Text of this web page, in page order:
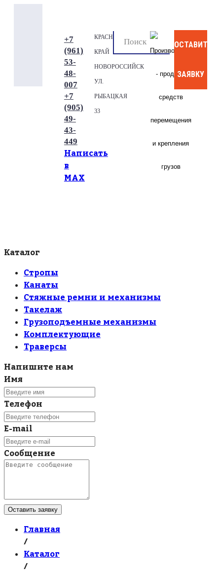
+7
(961)
53-
48-
007
+7
(905)
49-
43-
449
Написать
в
МАХ
КРАСНОДАРСКИЙ
КРАЙ
НОВОРОССИЙСК
УЛ.
РЫБАЦКАЯ
33
ОСТАВИТЬ
ЗАЯВКУ
Каталог
Стропы
Канаты
Стяжные ремни и механизмы
Такелаж
Грузоподъемные механизмы
Комплектующие
Траверсы
Напишите нам
Имя
Телефон
E-mail
Сообщение
Оставить заявку
Главная
/
Каталог
/